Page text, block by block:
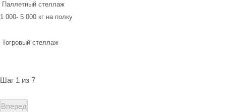
Паллетный стеллаж
1 000- 5 000 кг на полку
Тогровый стеллаж
Шаг 1 из 7
Вперед